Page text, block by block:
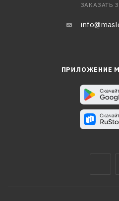
ЗАКАЗАТЬ
ПРИЛОЖЕНИЕ